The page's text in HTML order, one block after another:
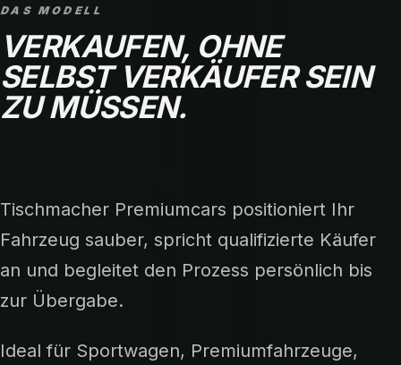
DAS MODELL
VERKAUFEN, OHNE
SELBST VERKÄUFER SEIN
ZU MÜSSEN.
Tischmacher Premiumcars positioniert Ihr
Fahrzeug sauber, spricht qualifizierte Käufer
an und begleitet den Prozess persönlich bis
zur Übergabe.
Ideal für Sportwagen, Premiumfahrzeuge,